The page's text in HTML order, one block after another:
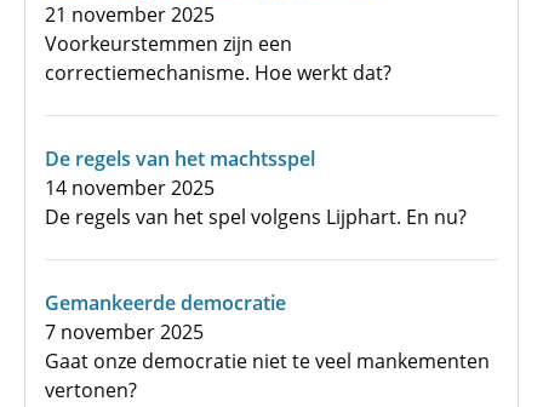
21 november 2025
Voorkeurstemmen zijn een
correctiemechanisme. Hoe werkt dat?
De regels van het machtsspel
14 november 2025
De regels van het spel volgens Lijphart. En nu?
Gemankeerde democratie
7 november 2025
Gaat onze democratie niet te veel mankementen
vertonen?